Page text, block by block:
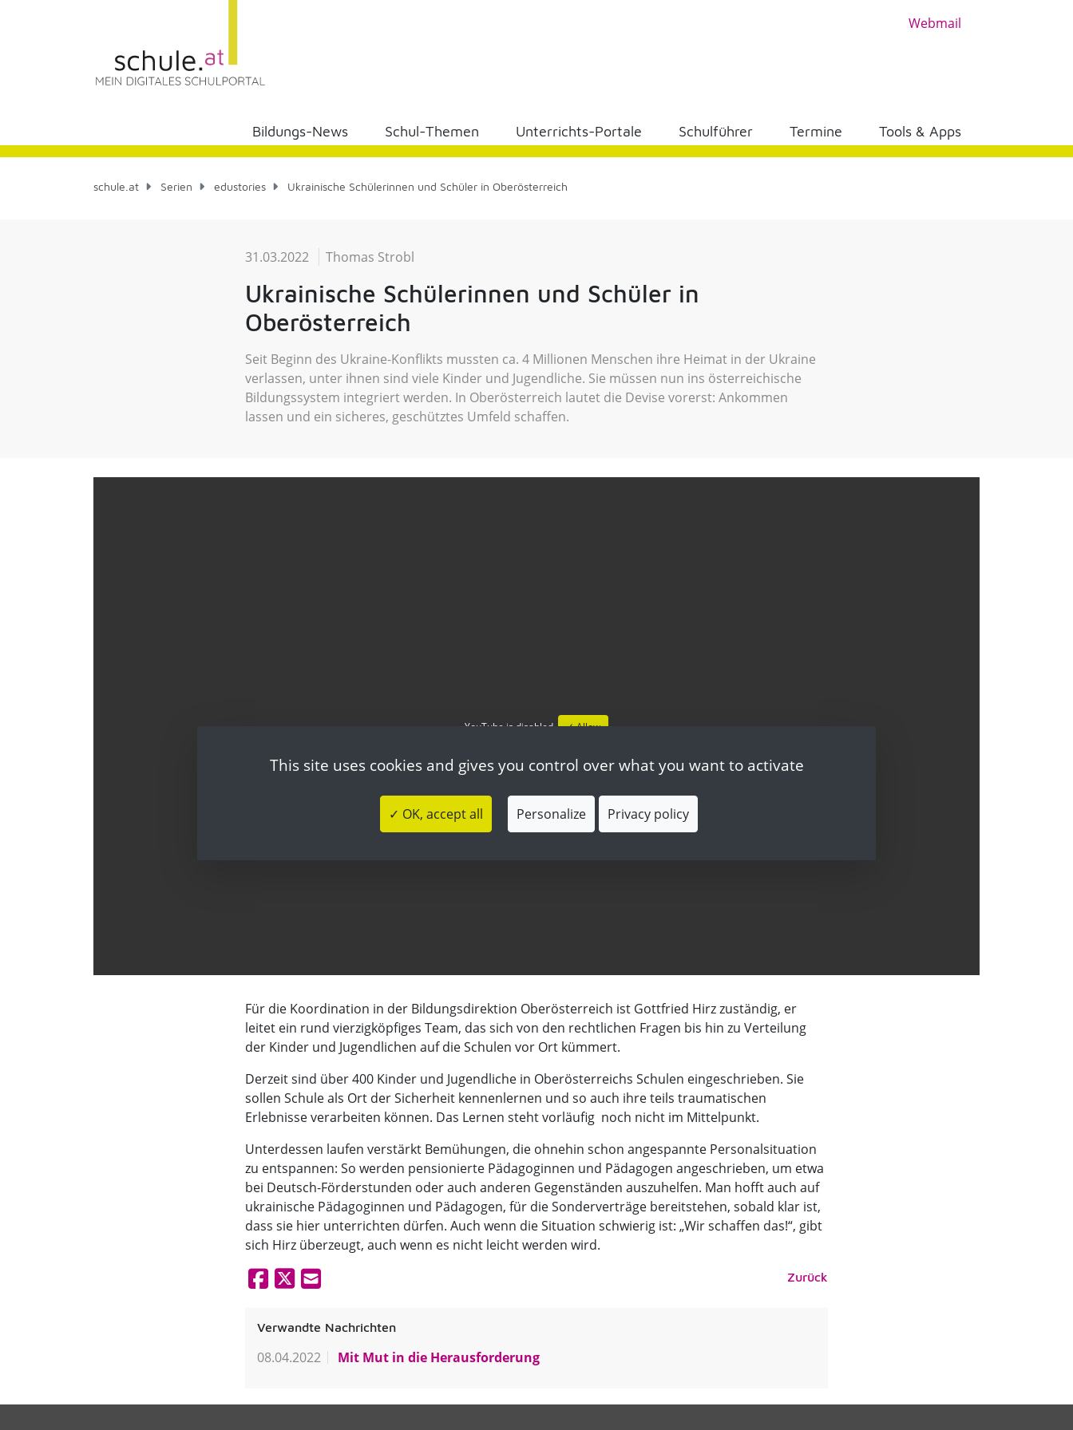
Webmail
Bildungs-News Schul-Themen Unterrichts-Portale Schulführer Termine Tools & Apps
schule.at Serien edustories Ukrainische Schülerinnen und Schüler in Oberösterreich
31.03.2022 Thomas Strobl
Ukrainische Schülerinnen und Schüler in
Oberösterreich
Seit Beginn des Ukraine-Konflikts mussten ca. 4 Millionen Menschen ihre Heimat in der Ukraine
verlassen, unter ihnen sind viele Kinder und Jugendliche. Sie müssen nun ins österreichische
Bildungssystem integriert werden. In Oberösterreich lautet die Devise vorerst: Ankommen
lassen und ein sicheres, geschütztes Umfeld schaffen.
YouTube is disabled. ✓ Allow
Für die Koordination in der Bildungsdirektion Oberösterreich ist Gottfried Hirz zuständig, er
leitet ein rund vierzigköpfiges Team, das sich von den rechtlichen Fragen bis hin zu Verteilung
der Kinder und Jugendlichen auf die Schulen vor Ort kümmert.
Derzeit sind über 400 Kinder und Jugendliche in Oberösterreichs Schulen eingeschrieben. Sie
sollen Schule als Ort der Sicherheit kennenlernen und so auch ihre teils traumatischen
Erlebnisse verarbeiten können. Das Lernen steht vorläufig noch nicht im Mittelpunkt.
Unterdessen laufen verstärkt Bemühungen, die ohnehin schon angespannte Personalsituation
zu entspannen: So werden pensionierte Pädagoginnen und Pädagogen angeschrieben, um etwa
bei Deutsch-Förderstunden oder auch anderen Gegenständen auszuhelfen. Man hofft auch auf
ukrainische Pädagoginnen und Pädagogen, für die Sonderverträge bereitstehen, sobald klar ist,
dass sie hier unterrichten dürfen. Auch wenn die Situation schwierig ist: „Wir schaffen das!“, gibt
sich Hirz überzeugt, auch wenn es nicht leicht werden wird.
Zurück
Verwandte Nachrichten
08.04.2022 Mit Mut in die Herausforderung
This site uses cookies and gives you control over what you want to activate
✓ OK, accept all Personalize Privacy policy